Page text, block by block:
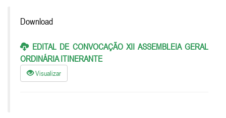
Download
EDITAL DE CONVOCAÇÃO XII ASSEMBLEIA GERAL
ORDINÁRIA ITINERANTE
Visualizar